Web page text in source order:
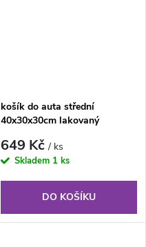
košík do auta střední
40x30x30cm lakovaný
649 Kč/ ks
Skladem 1 ks
DO KOŠÍKU